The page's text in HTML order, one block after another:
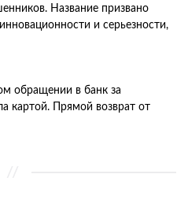
Название призвано
и серьезности,
обращении в банк за
картой. Прямой возврат от